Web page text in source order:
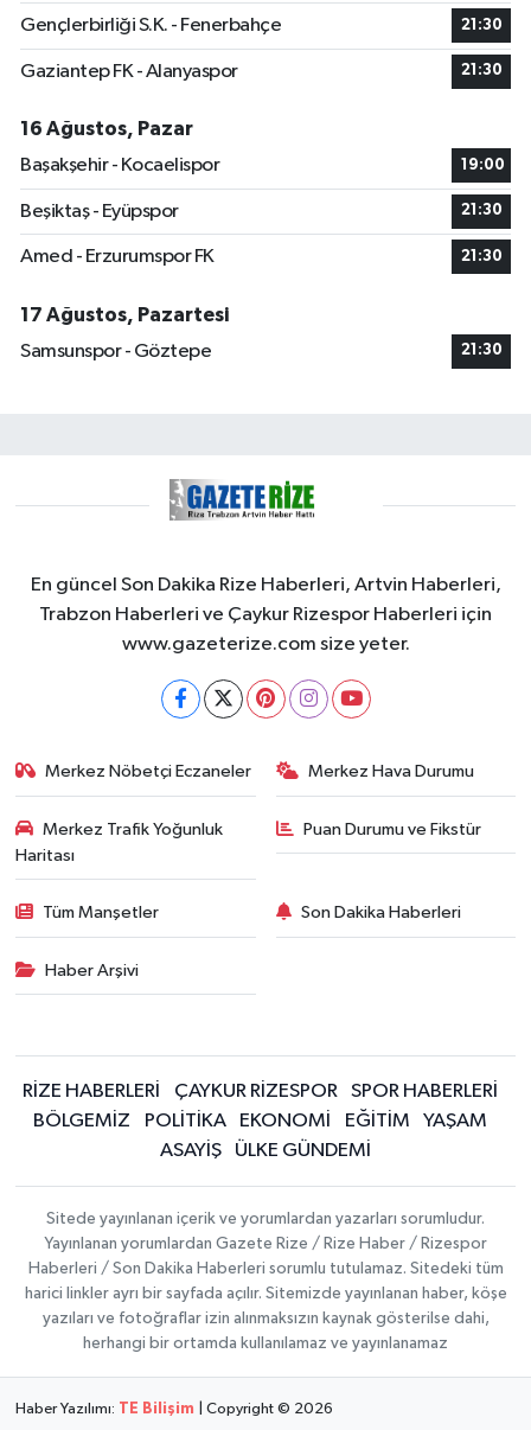
Gençlerbirliği S.K. - Fenerbahçe 21:30
Gaziantep FK - Alanyaspor 21:30
16 Ağustos, Pazar
Başakşehir - Kocaelispor
19:00
Beşiktaş - Eyüpspor 21:30
Amed - Erzurumspor FK 21:30
17 Ağustos, Pazartesi
Samsunspor - Göztepe
21:30
En güncel Son Dakika Rize Haberleri, Artvin Haberleri,
Trabzon Haberleri ve Çaykur Rizespor Haberleri için
www.gazeterize.com size yeter.
Merkez Nöbetçi Eczaneler Merkez Hava Durumu
Merkez Trafik Yoğunluk
Haritası
Puan Durumu ve Fikstür
Tüm Manşetler Son Dakika Haberleri
Haber Arşivi
RİZE HABERLERİ ÇAYKUR RİZESPOR
SPOR HABERLERİ
BÖLGEMİZ
POLİTİKA EKONOMİ EĞİTİM
YAŞAM
ASAYİŞ
ÜLKE GÜNDEMİ
Sitede yayınlanan içerik ve yorumlardan yazarları sorumludur.
Yayınlanan yorumlardan Gazete Rize / Rize Haber / Rizespor
Haberleri / Son Dakika Haberleri sorumlu tutulamaz. Sitedeki tüm
harici linkler ayrı bir sayfada açılır. Sitemizde yayınlanan haber, köşe
yazıları ve fotoğraflar izin alınmaksızın kaynak gösterilse dahi,
herhangi bir ortamda kullanılamaz ve yayınlanamaz
Haber Yazılımı: TE Bilişim | Copyright © 2026